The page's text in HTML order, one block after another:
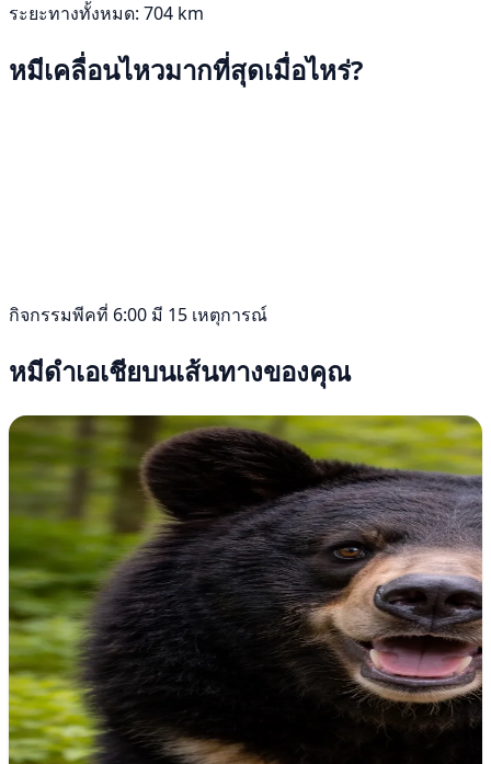
ระยะทางทั้งหมด: 704 km
หมีเคลื่อนไหวมากที่สุดเมื่อไหร่?
กิจกรรมพีคที่ 6:00 มี 15 เหตุการณ์
หมีดำเอเชียบนเส้นทางของคุณ